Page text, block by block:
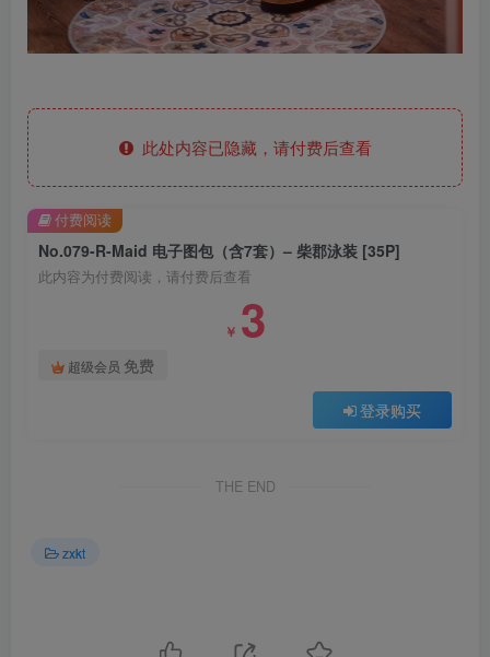
此处内容已隐藏，请付费后查看
No.079-R-Maid 电子图包（含7套）– 柴郡泳装 [35P]
此内容为付费阅读，请付费后查看
￥ 3
超级会员 免费
登录购买
付费阅读
THE END
zxkt